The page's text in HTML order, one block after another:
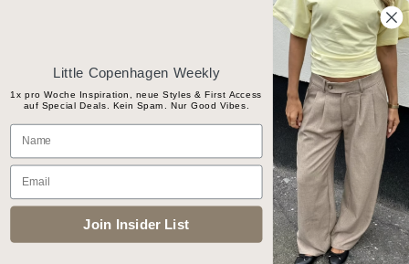
Products
search
START / BEKLEIDUNG / HOSEN
Little Copenhagen Weekly
1x pro Woche Inspiration, neue Styles & First Access
auf Special Deals. Kein Spam. Nur Good Vibes.
Name
Email
Join Insider List